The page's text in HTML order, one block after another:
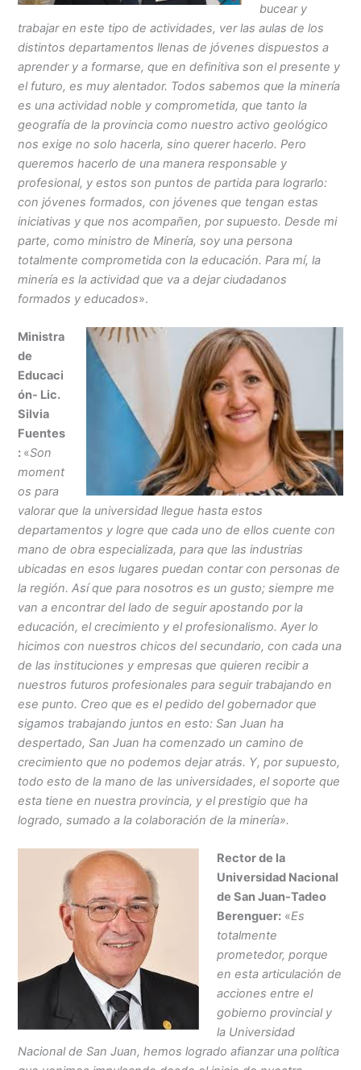
bucear y
trabajar en este tipo de actividades, ver las aulas de los
distintos departamentos llenas de jóvenes dispuestos a
aprender y a formarse, que en definitiva son el presente y
el futuro, es muy alentador. Todos sabemos que la minería
es una actividad noble y comprometida, que tanto la
geografía de la provincia como nuestro activo geológico
nos exige no solo hacerla, sino querer hacerlo. Pero
queremos hacerlo de una manera responsable y
profesional, y estos son puntos de partida para lograrlo:
con jóvenes formados, con jóvenes que tengan estas
iniciativas y que nos acompañen, por supuesto. Desde mi
parte, como ministro de Minería, soy una persona
totalmente comprometida con la educación. Para mí, la
minería es la actividad que va a dejar ciudadanos
formados y educados».
Ministra
de
Educaci
ón- Lic.
Silvia
Fuentes
: «Son
moment
os para
valorar que la universidad llegue hasta estos
departamentos y logre que cada uno de ellos cuente con
mano de obra especializada, para que las industrias
ubicadas en esos lugares puedan contar con personas de
la región. Así que para nosotros es un gusto; siempre me
van a encontrar del lado de seguir apostando por la
educación, el crecimiento y el profesionalismo. Ayer lo
hicimos con nuestros chicos del secundario, con cada una
de las instituciones y empresas que quieren recibir a
nuestros futuros profesionales para seguir trabajando en
ese punto. Creo que es el pedido del gobernador que
sigamos trabajando juntos en esto: San Juan ha
despertado, San Juan ha comenzado un camino de
crecimiento que no podemos dejar atrás. Y, por supuesto,
todo esto de la mano de las universidades, el soporte que
esta tiene en nuestra provincia, y el prestigio que ha
logrado, sumado a la colaboración de la minería».
Rector de la
Universidad Nacional
de San Juan-Tadeo
Berenguer: «Es
totalmente
prometedor, porque
en esta articulación de
acciones entre el
gobierno provincial y
la Universidad
Nacional de San Juan, hemos logrado afianzar una política